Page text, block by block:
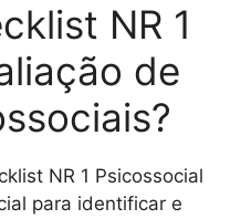
NR 1
de
NR 1 Psicossocial
para identificar e